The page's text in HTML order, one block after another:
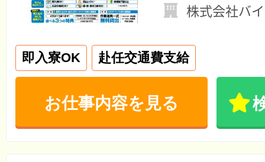
株式会社バ
即入寮OK 赴任交通費支給
お仕事内容を見る